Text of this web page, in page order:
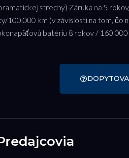
strechy) Záruka na 5
100.000 km (v závislosti na tom, čo
batériu 8 rokov / 160 000